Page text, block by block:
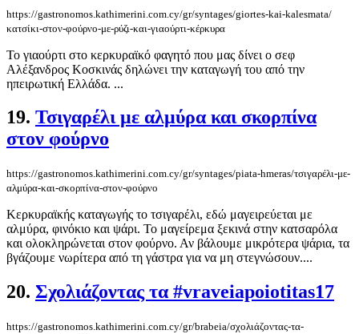
https://gastronomos.kathimerini.com.cy/gr/syntages/giortes-kai-kalesmata/
κατσίκι-στον-φούρνο-με-ρύζι-και-γιαούρτι-κέρκυρα
Το γιαούρτι στο κερκυραϊκό φαγητό που μας δίνει ο σεφ
Αλέξανδρος Κοσκινάς δηλώνει την καταγωγή του από την
ηπειρωτική Ελλάδα. ...
19. Τσιγαρέλι με αλμύρα και σκορπίνα
στον φούρνο
https://gastronomos.kathimerini.com.cy/gr/syntages/piata-hmeras/τσιγαρέλι-με-
αλμύρα-και-σκορπίνα-στον-φούρνο
Κερκυραϊκής καταγωγής το τσιγαρέλι, εδώ μαγειρεύεται με
αλμύρα, φινόκιο και ψάρι. Το μαγείρεμα ξεκινά στην κατσαρόλα
και ολοκληρώνεται στον φούρνο. Αν βάλουμε μικρότερα ψάρια, τα
βγάζουμε νωρίτερα από τη γάστρα για να μη στεγνώσουν....
20. Σχολιάζοντας τα #vraveiapoiotitas17
https://gastronomos.kathimerini.com.cy/gr/brabeia/σχολιάζοντας-τα-